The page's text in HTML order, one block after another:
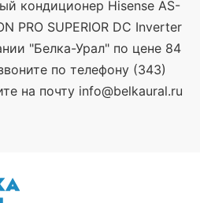
кондиционер Hisense AS-
PRO SUPERIOR DC Inverter
"Белка-Урал" по цене 84
по телефону (343)
на почту info@belkaural.ru